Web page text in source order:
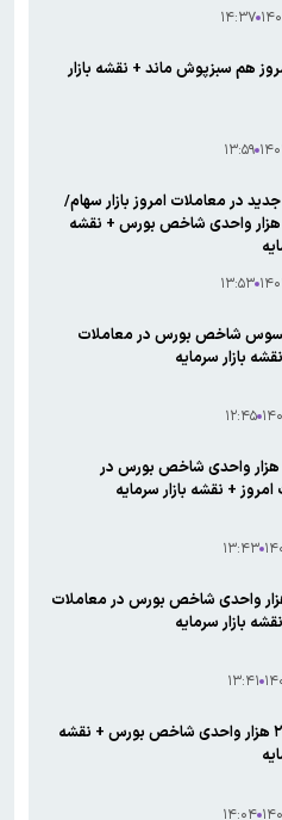
۰۷ ۱۴:۳۷
هم سبزپوش ماند + نقشه بازار
۲۴ ۱۳:۵۹
در معاملات امروز بازار سهام/
رشد ۳۶ هزار واحدی شاخص بورس + نقشه
۲۳ ۱۳:۵۳
شاخص بورس در معاملات
بازار سرمایه
۱۲:۴۵
افت ۲۴ هزار واحدی شاخص بورس در
+ نقشه بازار سرمایه
۱۳:۴۳
۴ هزار واحدی شاخص بورس در معاملات
بازار سرمایه
۱۳:۴۱
ریزش ۲۴ هزار واحدی شاخص بورس + نقشه
۱۴:۰۴